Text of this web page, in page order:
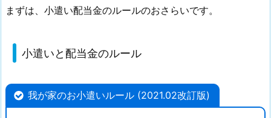
金
育
1.
小
まずは、小遣い配当金のルールのおさらいです。
小遣いと配当金のルール
我が家のお小遣いルール (2021.02改訂版)